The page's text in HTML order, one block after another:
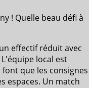
! Quelle beau défi à
effectif réduit avec
local est
que les consignes
espaces. Un match